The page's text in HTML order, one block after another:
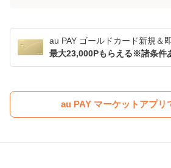
au PAY ゴールドカード新規＆
最大23,000Pもらえる※諸条件
au PAY マーケットアプリ